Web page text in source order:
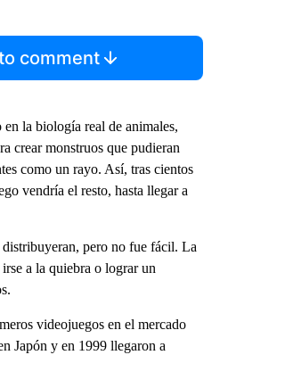
comment
la biología real de animales,
crear monstruos que pudieran
como un rayo. Así, tras cientos
vendría el resto, hasta llegar a
pero no fue fácil. La
a la quiebra o lograr un
videojuegos en el mercado
Japón y en 1999 llegaron a